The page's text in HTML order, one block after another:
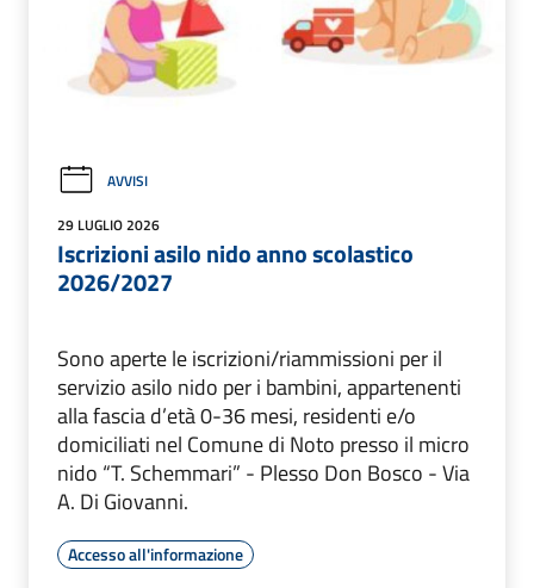
AVVISI
29 LUGLIO 2026
Iscrizioni asilo nido anno scolastico
2026/2027
Sono aperte le iscrizioni/riammissioni per il
servizio asilo nido per i bambini, appartenenti
alla fascia d’età 0-36 mesi, residenti e/o
domiciliati nel Comune di Noto presso il micro
nido “T. Schemmari” - Plesso Don Bosco - Via
A. Di Giovanni.
Accesso all'informazione